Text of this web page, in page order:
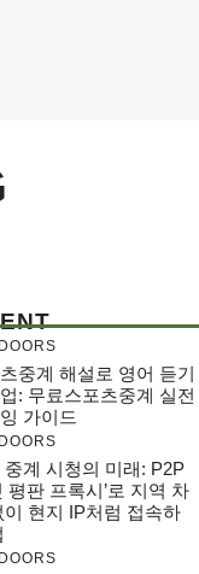
중계 해설로 영어 듣기
: 무료스포츠중계 실전
가이드
중계 시청의 미래: P2P
평판 프록시’로 지역 차
이 현지 IP처럼 접속하